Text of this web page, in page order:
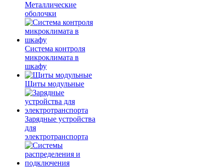
Металлические
оболочки
Система контроля
микроклимата в
шкафу
Щиты модульные
Зарядные устройства
для
электротранспорта